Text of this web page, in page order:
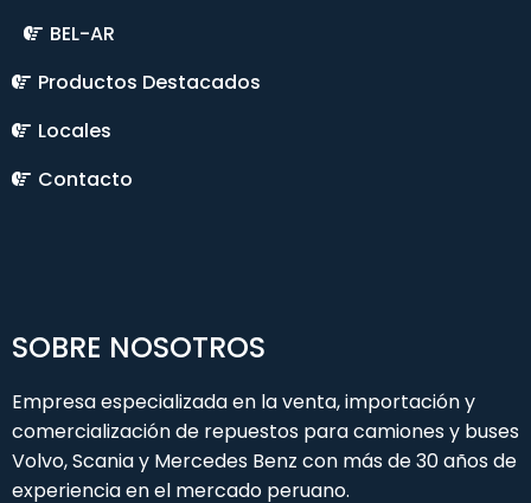
BEL-AR
Productos Destacados
Locales
Contacto
SOBRE NOSOTROS
Empresa especializada en la venta, importación y
comercialización de repuestos para camiones y buses
Volvo, Scania y Mercedes Benz con más de 30 años de
experiencia en el mercado peruano.